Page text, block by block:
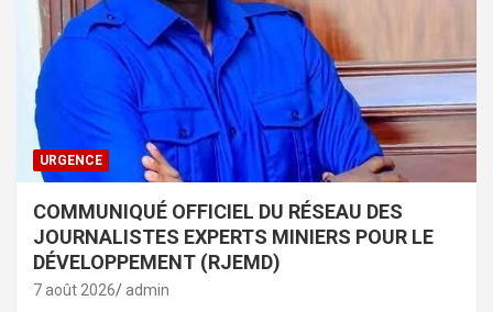
URGENCE
COMMUNIQUÉ OFFICIEL DU RÉSEAU DES
JOURNALISTES EXPERTS MINIERS POUR LE
DÉVELOPPEMENT (RJEMD)
7 août 2026 admin